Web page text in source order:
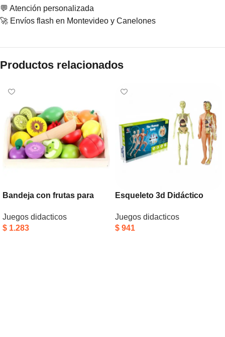
💬 Atención personalizada
🚀 Envíos flash en Montevideo y Canelones
Productos relacionados
Bandeja con frutas para
Juegos didacticos
$ 1.283
Esqueleto 3d Didáctico
Piezas
Juegos didacticos
$ 941